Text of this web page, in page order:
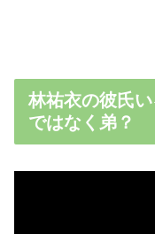
林祐衣の彼氏
ではなく弟？